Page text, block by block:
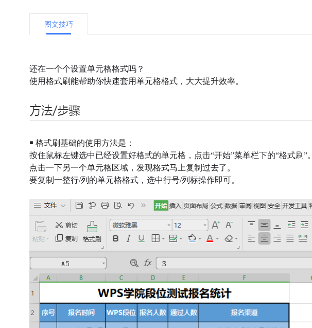
图文技巧
还在一个个设置单元格格式吗？
使用格式刷能帮助你快速套用单元格格式，大大提升效率。
￭ 格式刷基础的使用方法是：
按住鼠标左键选中已经设置好格式的单元格，点击“开始”菜单栏下的“格式刷”。
点击一下另一个单元格区域，发现格式马上复制过去了。
要复制一整行/列的单元格格式，选中行号/列标操作即可。